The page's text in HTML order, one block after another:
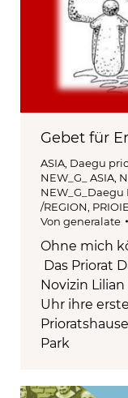
Gebet für
ASIA, Daegu
NEW_G_ ASIA,
NEW_G_Daegu
/REGION,
Von generalate
Ohne mich
Das Priorat
Novizin
Uhr ihre
Park